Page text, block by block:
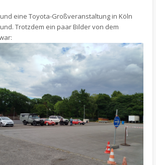
eine Toyota-Großveranstaltung in Köln
Trotzdem ein paar Bilder von dem